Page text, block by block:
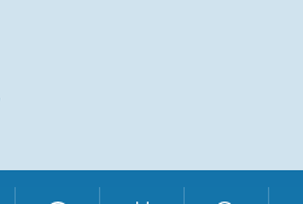
Tip de redactie Ingezonden